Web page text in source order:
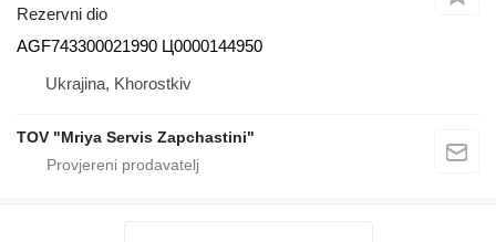
Rezervni dio
AGF743300021990 Ц0000144950
Ukrajina, Khorostkiv
TOV "Mriya Servis Zapchastini"